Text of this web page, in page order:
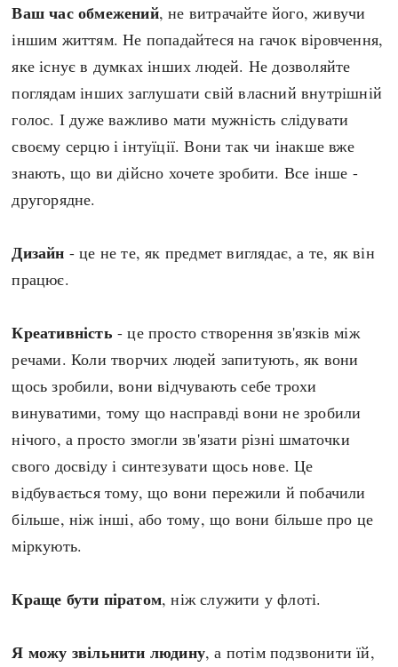
done
Ваш час обмежений, не витрачайте його, живучи
іншим життям. Не попадайтеся на гачок віровчення,
яке існує в думках інших людей. Не дозволяйте
поглядам інших заглушати свій власний внутрішній
голос. І дуже важливо мати мужність слідувати
своєму серцю і інтуїції. Вони так чи інакше вже
знають, що ви дійсно хочете зробити. Все інше -
другорядне.
Дизайн - це не те, як предмет виглядає, а те, як він
працює.
Креативність - це просто створення зв'язків між
речами. Коли творчих людей запитують, як вони
щось зробили, вони відчувають себе трохи
винуватими, тому що насправді вони не зробили
нічого, а просто змогли зв'язати різні шматочки
свого досвіду і синтезувати щось нове. Це
відбувається тому, що вони пережили й побачили
більше, ніж інші, або тому, що вони більше про це
міркують.
Краще бути піратом, ніж служити у флоті.
Я можу звільнити людину, а потім подзвонити їй,